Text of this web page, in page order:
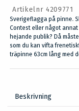
Artikelnr 4209771
Sverigeflagga på pinne.
Contest eller något
hejande publik? Då
som du kan vifta
träpinne 63cm lång med
Beskrivning